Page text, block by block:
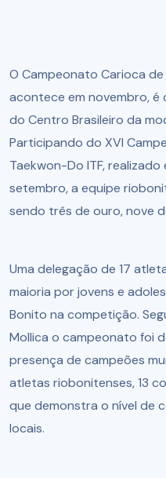
O Campeonato Carioca
acontece em novembro,
do Centro Brasileiro da
Participando do XVI
Taekwon-Do ITF, realizado
setembro, a equipe
sendo três de ouro, nove
Uma delegação de 17
maioria por jovens e
Bonito na competição.
Mollica o campeonato foi
presença de campeões
atletas riobonitenses, 13
que demonstra o nível de
locais.